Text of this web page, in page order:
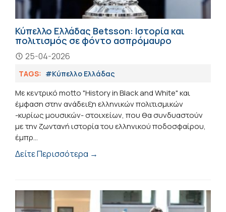
Κύπελλο Ελλάδας Betsson: Ιστορία και
πολιτισμός σε φόντο ασπρόμαυρο
25-04-2026
TAGS: #Κύπελλο Ελλάδας
Με κεντρικό motto "History in Black and White" και
έμφαση στην ανάδειξη ελληνικών πολιτισμικών
-κυρίως μουσικών- στοιχείων, που θα συνδυαστούν
με την ζωντανή ιστορία του ελληνικού ποδοσφαίρου,
έμπρ...
Δείτε Περισσότερα →